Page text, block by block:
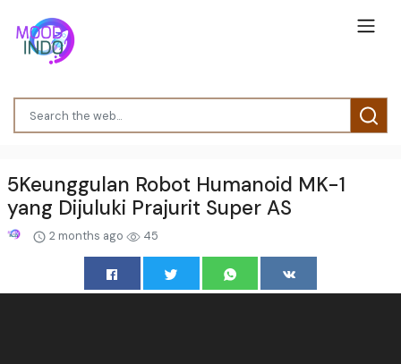
5Keunggulan Robot Humanoid MK-1
yang Dijuluki Prajurit Super AS
2 months ago 45